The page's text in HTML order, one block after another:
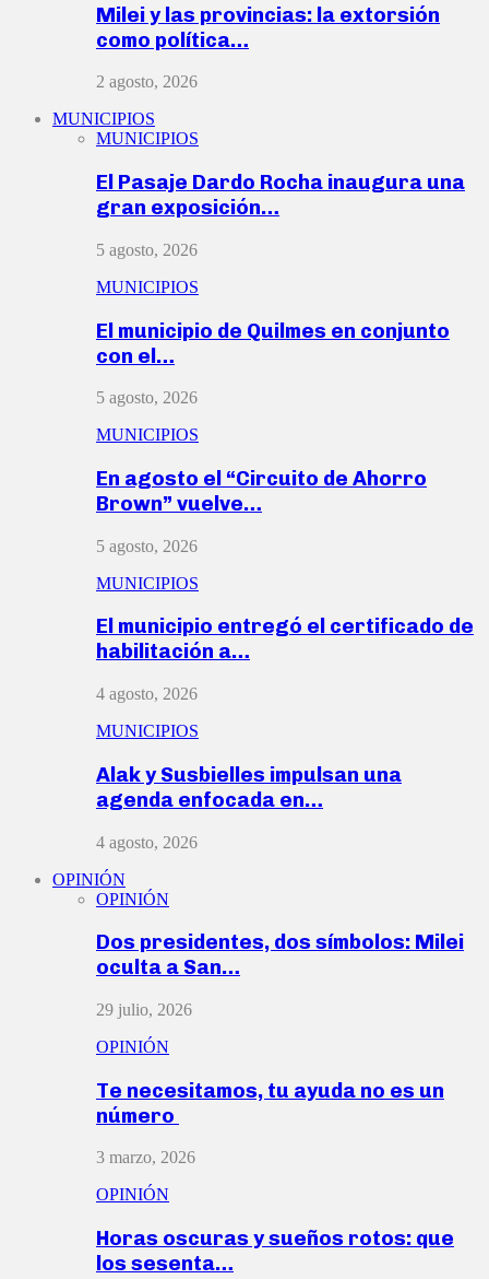
Milei y las provincias: la extorsión
como política…
2 agosto, 2026
MUNICIPIOS
MUNICIPIOS
El Pasaje Dardo Rocha inaugura una
gran exposición…
5 agosto, 2026
MUNICIPIOS
El municipio de Quilmes en conjunto
con el…
5 agosto, 2026
MUNICIPIOS
En agosto el “Circuito de Ahorro
Brown” vuelve…
5 agosto, 2026
MUNICIPIOS
El municipio entregó el certificado de
habilitación a…
4 agosto, 2026
MUNICIPIOS
Alak y Susbielles impulsan una
agenda enfocada en…
4 agosto, 2026
OPINIÓN
OPINIÓN
Dos presidentes, dos símbolos: Milei
oculta a San…
29 julio, 2026
OPINIÓN
Te necesitamos, tu ayuda no es un
número
3 marzo, 2026
OPINIÓN
Horas oscuras y sueños rotos: que
los sesenta…